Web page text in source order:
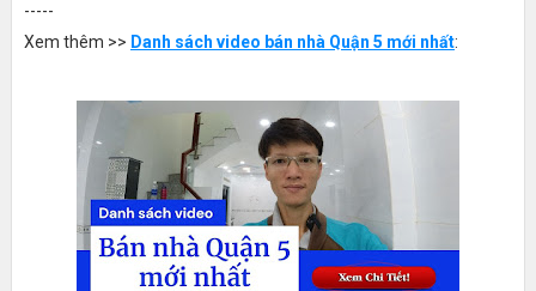
-----
Xem thêm >> Danh sách video bán nhà Quận 5 mới nhất: